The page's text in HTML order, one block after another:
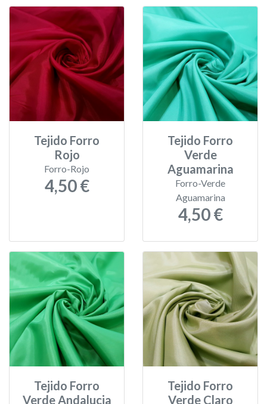
Tejido Forro
Rojo
Forro-Rojo
4,50 €
Tejido Forro
Verde
Aguamarina
Forro-Verde
Aguamarina
4,50 €
Tejido Forro
Verde Andalucia
Tejido Forro
Verde Claro